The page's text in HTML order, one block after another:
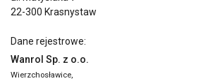
22-300 Krasnystaw
Dane rejestrowe:
Wanrol Sp. z o.o.
Wierzchosławice,